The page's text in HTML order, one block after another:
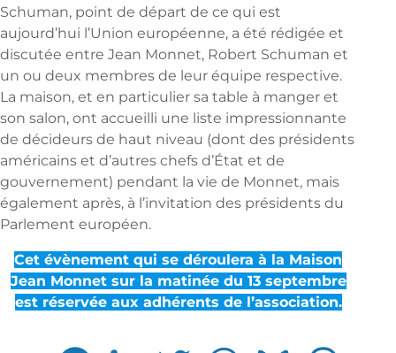
Schuman, point de départ de ce qui est
aujourd’hui l’Union européenne, a été rédigée et
discutée entre Jean Monnet, Robert Schuman et
un ou deux membres de leur équipe respective.
La maison, et en particulier sa table à manger et
son salon, ont accueilli une liste impressionnante
de décideurs de haut niveau (dont des présidents
américains et d’autres chefs d’État et de
gouvernement) pendant la vie de Monnet, mais
également après, à l’invitation des présidents du
Parlement européen.
Cet évènement qui se déroulera à la Maison
Jean Monnet sur la matinée du 13 septembre
est réservée aux adhérents de l’association.